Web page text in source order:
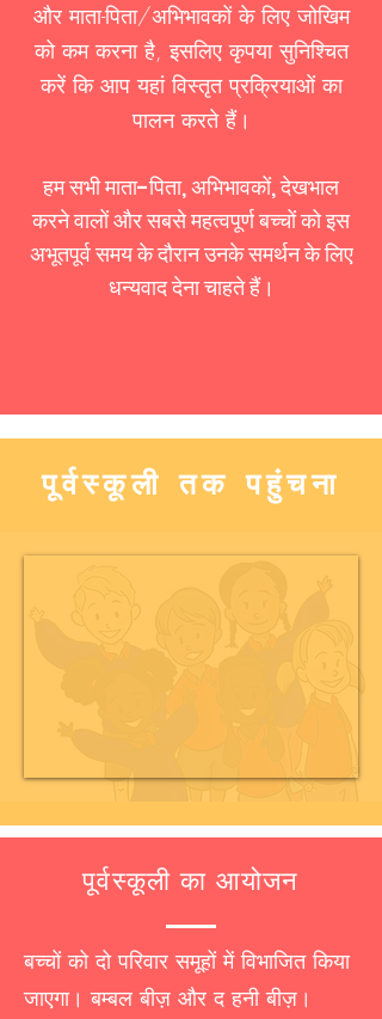
और माता-पिता/अभिभावकों के लिए जोखिम
को कम करना है, इसलिए कृपया सुनिश्चित
करें कि आप यहां विस्तृत प्रक्रियाओं का
पालन करते हैं।
हम सभी माता-पिता, अभिभावकों, देखभाल
करने वालों और सबसे महत्वपूर्ण बच्चों को इस
अभूतपूर्व समय के दौरान उनके समर्थन के लिए
धन्यवाद देना चाहते हैं।
पूर्वस्कूली तक पहुंचना
पूर्वस्कूली का आयोजन
बच्चों को दो परिवार समूहों में विभाजित किया
जाएगा। बम्बल बीज़ और द हनी बीज़।